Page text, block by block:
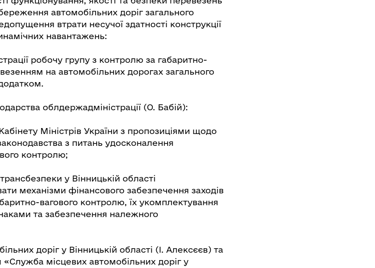
автомобільних доріг загального
втрати несучої здатності конструкції
навантажень:
робочу групу з контролю за габаритно-
на автомобільних дорогах загального
облдержадміністрації (О. Бабій):
Міністрів України з пропозиціями щодо
з питань удосконалення
контролю;
у Вінницькій області
механізми фінансового забезпечення заходів
вагового контролю, їх укомплектування
та забезпечення належного
доріг у Вінницькій області (І. Алексєєв) та
місцевих автомобільних доріг у